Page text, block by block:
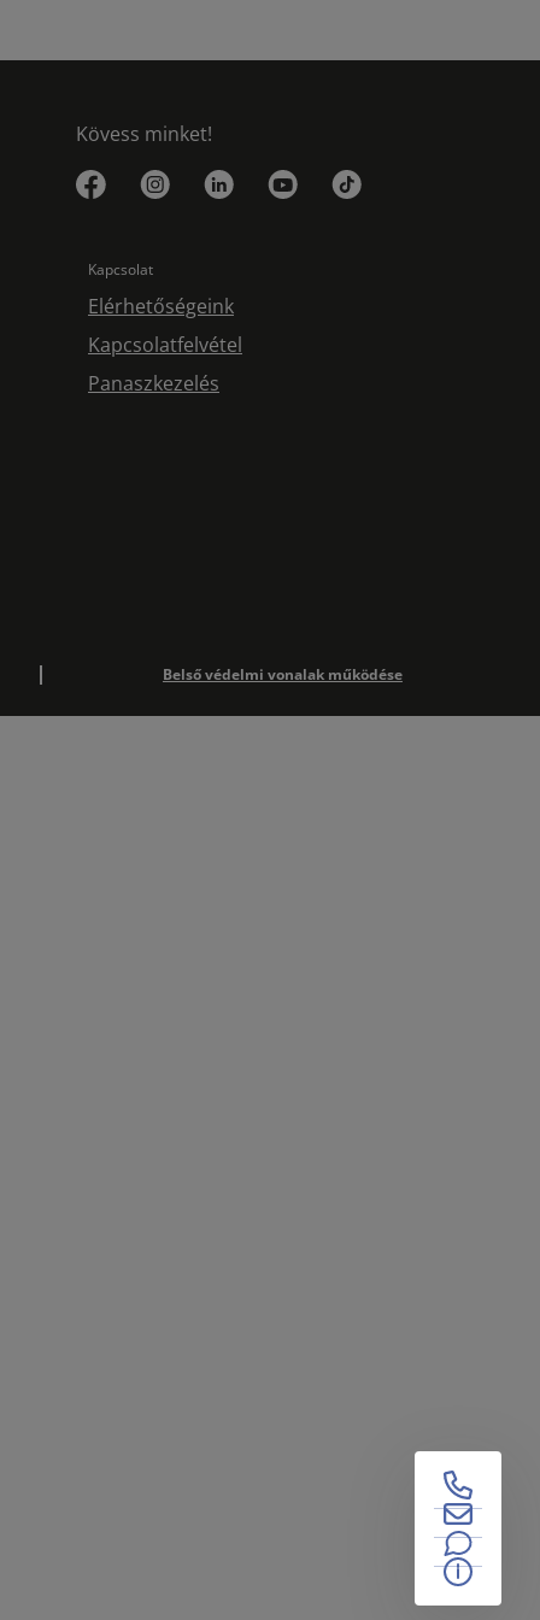
Kövess minket!
Kapcsolat
Elérhetőségeink
Kapcsolatfelvétel
Panaszkezelés
Belső védelmi vonalak működése